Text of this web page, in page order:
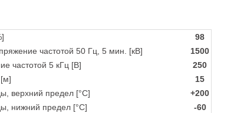
98
частотой 50 Гц, 5 мин. [кВ]
1500
частотой 5 кГц [В]
250
15
верхний предел [°C]
+200
нижний предел [°C]
-60